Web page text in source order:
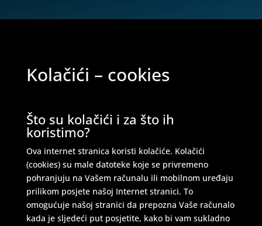
Kolačići – cookies
Što su kolačići i za što ih
koristimo?
Ova internet stranica koristi kolačiće. Kolačići
(cookies) su male datoteke koje se privremeno
pohranjuju na Vašem računalu ili mobilnom uređaju
prilikom posjete našoj Internet stranici. To
omogućuje našoj stranici da prepozna Vaše računalo
kada je sljedeći put posjetite, kako bi vam sukladno